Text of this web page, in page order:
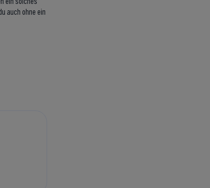
auch ohne ein